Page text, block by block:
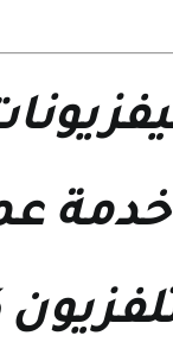
خدمة